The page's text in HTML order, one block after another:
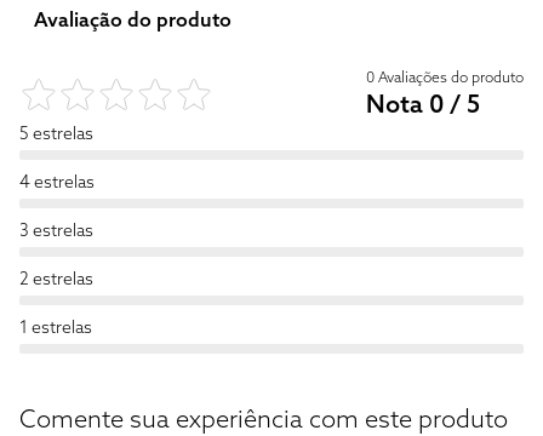
Avaliação do produto
0 Avaliações do produto
Nota 0 / 5
5 estrelas
4 estrelas
3 estrelas
2 estrelas
1 estrelas
Comente sua experiência com este produto